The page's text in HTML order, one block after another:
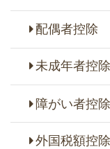
配偶者控除
未成年者控除
障がい者控除
外国税額控除